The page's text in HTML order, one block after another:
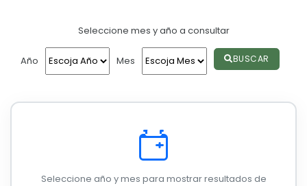
Convocatorias
GESTIÓN ADMINISTRATIVA
Plan Operativo Anual - POA
Convenios Institucionales
Seleccione mes y año a consultar
Año Mes BUSCAR
Seleccione año y mes para mostrar resultados de